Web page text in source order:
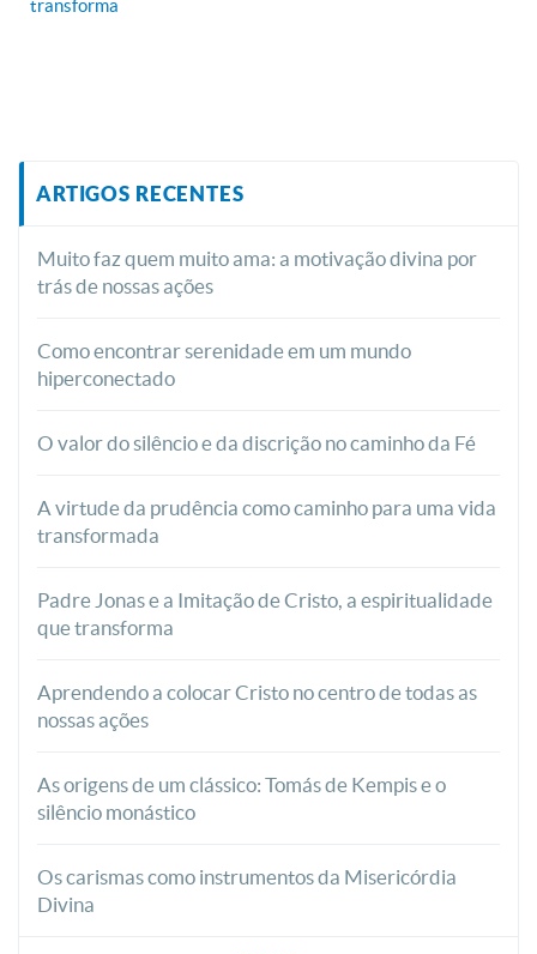
transforma
ARTIGOS RECENTES
Muito faz quem muito ama: a motivação divina por
trás de nossas ações
Como encontrar serenidade em um mundo
hiperconectado
O valor do silêncio e da discrição no caminho da Fé
A virtude da prudência como caminho para uma vida
transformada
Padre Jonas e a Imitação de Cristo, a espiritualidade
que transforma
Aprendendo a colocar Cristo no centro de todas as
nossas ações
As origens de um clássico: Tomás de Kempis e o
silêncio monástico
Os carismas como instrumentos da Misericórdia
Divina